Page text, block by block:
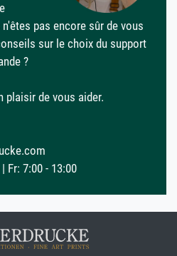
pas encore sûr de vous
sur le choix du support
?
plaisir de vous aider.
Fr: 7:00 - 13:00